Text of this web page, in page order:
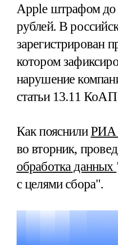
Apple штрафом до
рублей. В
зарегистрирован
котором
нарушение
статьи 13.11
Как пояснилиРИА
во вторник,
обработка данных
с целями сбора".